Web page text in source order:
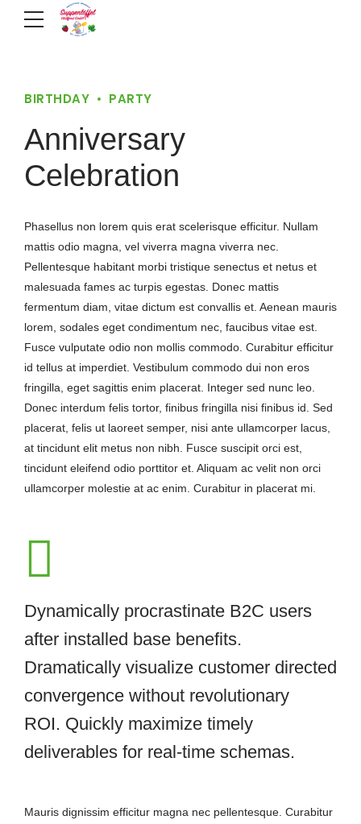
BIRTHDAY PARTY
Anniversary
Celebration
Phasellus non lorem quis erat scelerisque efficitur. Nullam
mattis odio magna, vel viverra magna viverra nec.
Pellentesque habitant morbi tristique senectus et netus et
malesuada fames ac turpis egestas. Donec mattis
fermentum diam, vitae dictum est convallis et. Aenean mauris
lorem, sodales eget condimentum nec, faucibus vitae est.
Fusce vulputate odio non mollis commodo. Curabitur efficitur
id tellus at imperdiet. Vestibulum commodo dui non eros
fringilla, eget sagittis enim placerat. Integer sed nunc leo.
Donec interdum felis tortor, finibus fringilla nisi finibus id. Sed
placerat, felis ut laoreet semper, nisi ante ullamcorper lacus,
at tincidunt elit metus non nibh. Fusce suscipit orci est,
tincidunt eleifend odio porttitor et. Aliquam ac velit non orci
ullamcorper molestie at ac enim. Curabitur in placerat mi.
Dynamically procrastinate B2C users
after installed base benefits.
Dramatically visualize customer directed
convergence without revolutionary
ROI. Quickly maximize timely
deliverables for real-time schemas.
Mauris dignissim efficitur magna nec pellentesque. Curabitur